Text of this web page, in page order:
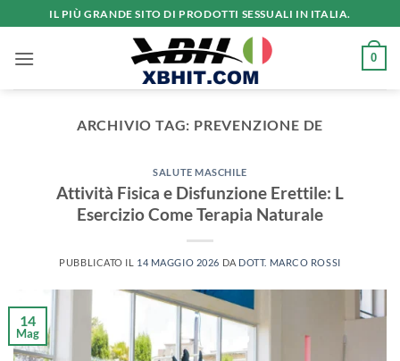
ai
contenuti
IL PIÙ GRANDE SITO DI PRODOTTI SESSUALI IN ITALIA.
0
ARCHIVIO TAG: PREVENZIONE DE
SALUTE MASCHILE
Attività Fisica e Disfunzione Erettile: L
Esercizio Come Terapia Naturale
PUBBLICATO IL 14 MAGGIO 2026 DA DOTT. MARCO ROSSI
14
Mag